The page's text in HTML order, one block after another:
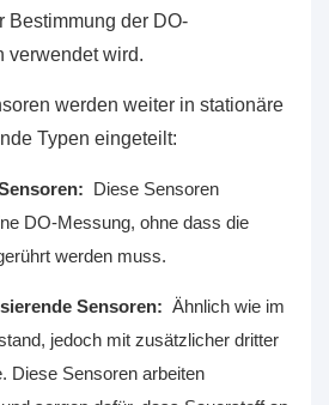
Bestimmung der DO-
verwendet wird.
werden weiter in stationäre
Typen eingeteilt:
Diese Sensoren
DO-Messung, ohne dass die
werden muss.
Sensoren: Ähnlich wie im
jedoch mit zusätzlicher dritter
Diese Sensoren arbeiten